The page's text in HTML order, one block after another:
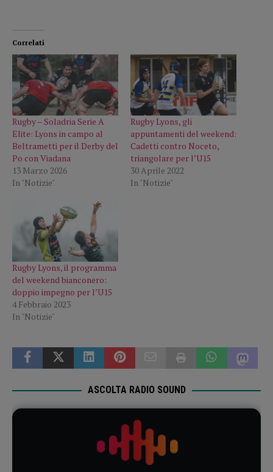
Correlati
Rugby – Soladria Serie A
Elite: Lyons in campo al
Beltrametti per il Derby del
Po con Viadana
13 Marzo 2026
In "Notizie"
Rugby Lyons, gli
appuntamenti del weekend:
Cadetti contro Noceto,
triangolare per l’U15
30 Aprile 2022
In "Notizie"
Rugby Lyons, il programma
del weekend bianconero:
doppio impegno per l’U15
4 Febbraio 2023
In "Notizie"
ASCOLTA RADIO SOUND